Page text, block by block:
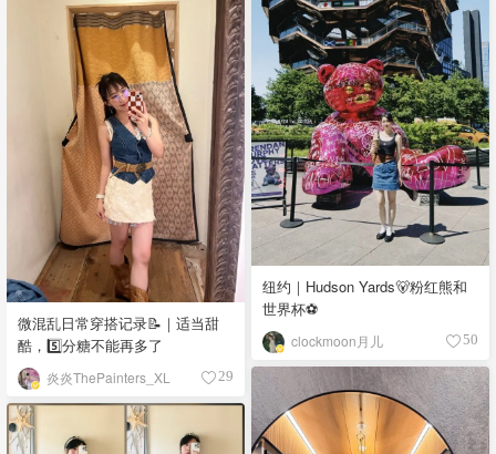
纽约｜Hudson Yards🐻粉红熊和
世界杯⚽️
clockmoon月儿 50
微混乱日常穿搭记录📝｜适当甜
酷，5️⃣分糖不能再多了
炎炎ThePainters_XL 29